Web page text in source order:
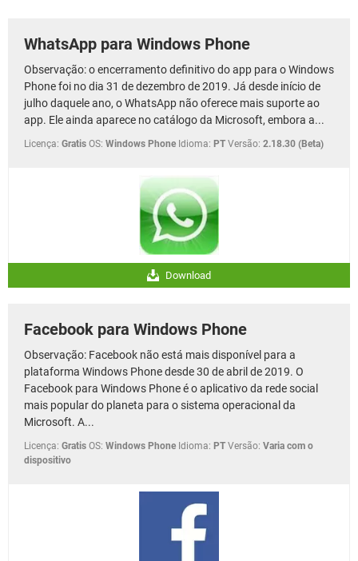
WhatsApp para Windows Phone
Observação: o encerramento definitivo do app para o Windows
Phone foi no dia 31 de dezembro de 2019. Já desde início de
julho daquele ano, o WhatsApp não oferece mais suporte ao
app. Ele ainda aparece no catálogo da Microsoft, embora a...
Licença: Gratis OS: Windows Phone Idioma: PT Versão: 2.18.30 (Beta)
Download
Facebook para Windows Phone
Observação: Facebook não está mais disponível para a
plataforma Windows Phone desde 30 de abril de 2019. O
Facebook para Windows Phone é o aplicativo da rede social
mais popular do planeta para o sistema operacional da
Microsoft. A...
Licença: Gratis OS: Windows Phone Idioma: PT Versão: Varia com o
dispositivo